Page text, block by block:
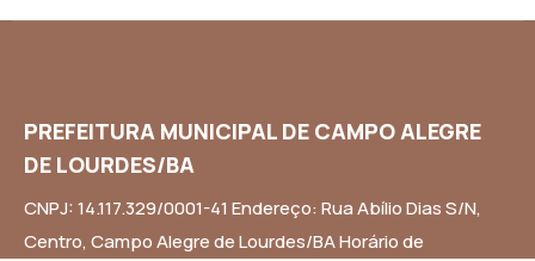
PREFEITURA MUNICIPAL DE CAMPO ALEGRE
DE LOURDES/BA
CNPJ: 14.117.329/0001-41 Endereço: Rua Abílio Dias S/N,
Centro, Campo Alegre de Lourdes/BA Horário de